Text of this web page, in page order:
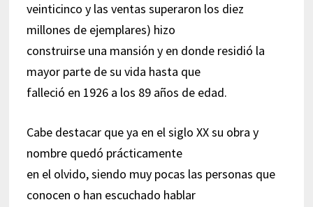
veinticinco y las ventas superaron los diez
millones de ejemplares) hizo
construirse una mansión y en donde residió la
mayor parte de su vida hasta que
falleció en 1926 a los 89 años de edad.
Cabe destacar que ya en el siglo XX su obra y
nombre quedó prácticamente
en el olvido, siendo muy pocas las personas que
conocen o han escuchado hablar